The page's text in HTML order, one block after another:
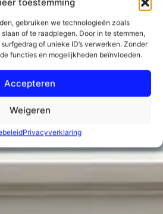
toestemming
gebruiken we technologieën zoals
of te raadplegen. Door in te stemmen,
of unieke ID’s verwerken. Zonder
functies en mogelijkheden beïnvloeden.
Accepteren
Weigeren
Privacyverklaring